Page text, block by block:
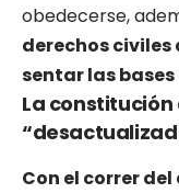
obedecerse,
derechos
sentar las
La constitución
Con el correr